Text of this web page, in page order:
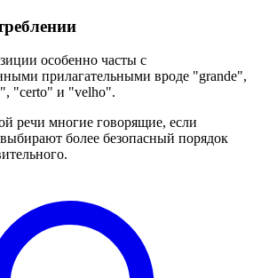
особенно часты с
прилагательными вроде "grande",
"certo" и "velho".
речи многие говорящие, если
более безопасный порядок